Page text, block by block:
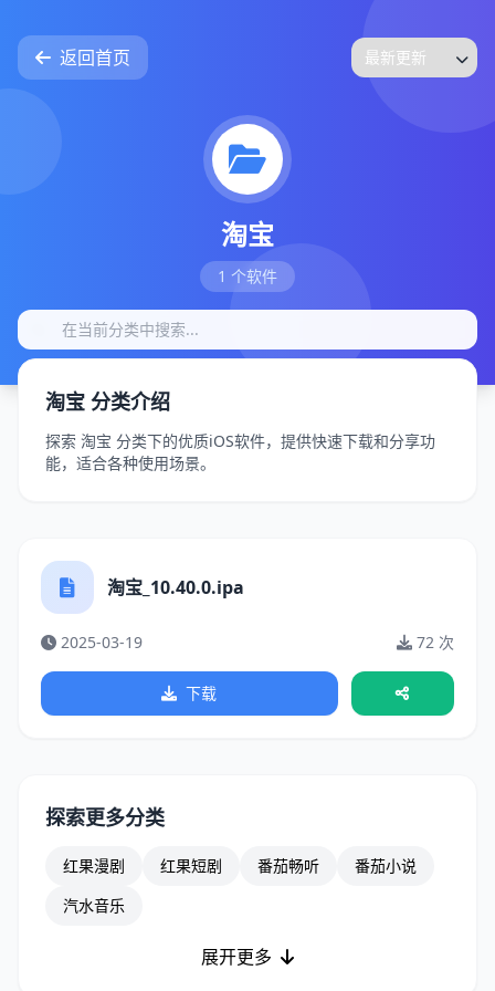
返回首页
淘宝
1 个软件
淘宝 分类介绍
探索 淘宝 分类下的优质iOS软件，提供快速下载和分享功
能，适合各种使用场景。
淘宝_10.40.0.ipa
2025-03-19 72 次
下载
探索更多分类
红果漫剧 红果短剧 番茄畅听
番茄小说
汽水音乐
展开更多